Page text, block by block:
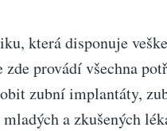
která disponuje
provádí všechna
zubní implantáty,
mladých a zkušených